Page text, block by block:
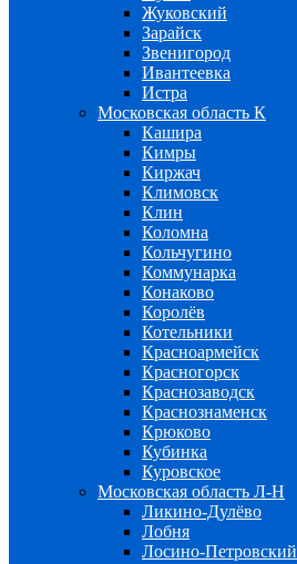
Жуковский
Зарайск
Звенигород
Ивантеевка
Истра
Московская область К
Кашира
Кимры
Киржач
Климовск
Клин
Коломна
Кольчугино
Коммунарка
Конаково
Королёв
Котельники
Красноармейск
Красногорск
Краснозаводск
Краснознаменск
Крюково
Кубинка
Куровское
Московская область Л-Н
Ликино-Дулёво
Лобня
Лосино-Петровский